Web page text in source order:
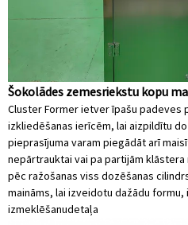
Šokolādes zemesriekstu kopu
Cluster Former ietver īpašu padeves
izkliedēšanas ierīcēm, lai aizpildītu
pieprasījuma varam piegādāt arī
nepārtrauktai vai pa partijām klāstera
pēc ražošanas viss dozēšanas
maināms, lai izveidotu dažādu formu,
izmeklēšanudetaļa